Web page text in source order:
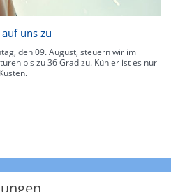
uns zu
den 09. August, steuern wir im
bis zu 36 Grad zu. Kühler ist es nur